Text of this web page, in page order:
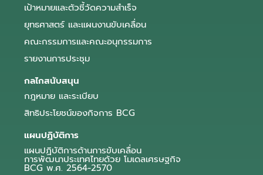
เป้าหมายและตัวชี้วัดความสำเร็จ
ยุทธศาสตร์ และแผนงานขับเคลื่อน
คณะกรรมการและคณะอนุกรรมการ
รายงานการประชุม
กลไกสนับสนุน
กฎหมาย และระเบียบ
สิทธิประโยชน์ของกิจการ BCG
แผนปฏิบัติการ
แผนปฏิบัติการด้านการขับเคลื่อน
การพัฒนาประเทศไทยด้วย โมเดลเศรษฐกิจ
BCG พ.ศ. 2564-2570